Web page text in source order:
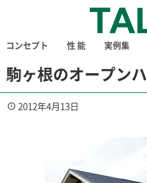
コンセプト 性 能 実例集
駒ヶ根のオープン
2012年4月13日